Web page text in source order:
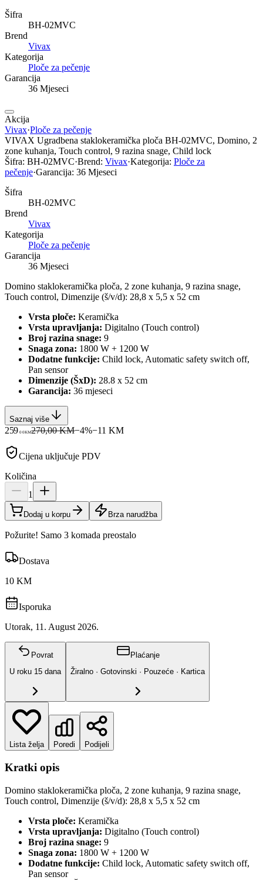
Šifra
BH-02MVC
Brend
Vivax
Kategorija
Ploče za pečenje
Garancija
36 Mjeseci
Akcija
Vivax·Ploče za pečenje
VIVAX Ugradbena staklokeramička ploča BH-02MVC, Domino, 2
zone kuhanja, Touch control, 9 razina snage, Child lock
Šifra: BH-02MVC·Brend: Vivax·Kategorija: Ploče za
pečenje·Garancija: 36 Mjeseci
Šifra
BH-02MVC
Brend
Vivax
Kategorija
Ploče za pečenje
Garancija
36 Mjeseci
Domino staklokeramička ploča, 2 zone kuhanja, 9 razina snage,
Touch control, Dimenzije (š/v/d): 28,8 x 5,5 x 52 cm
Vrsta ploče: Keramička
Vrsta upravljanja: Digitalno (Touch control)
Broj razina snage: 9
Snaga zona: 1800 W + 1200 W
Dodatne funkcije: Child lock, Automatic safety switch off,
Pan sensor
Dimenzije (ŠxD): 28.8 x 52 cm
Garancija: 36 mjeseci
Saznaj više
259 00KM270,00 KM−4%−11 KM
Cijena uključuje PDV
Količina
1
Dodaj u korpu Brza narudžba
Požurite! Samo 3 komada preostalo
Dostava
10 KM
Isporuka
Utorak, 11. August 2026.
Povrat
U roku 15 dana
Plaćanje
Žiralno · Gotovinski · Pouzeće · Kartica
Lista želja Poredi Podijeli
Kratki opis
Domino staklokeramička ploča, 2 zone kuhanja, 9 razina snage,
Touch control, Dimenzije (š/v/d): 28,8 x 5,5 x 52 cm
Vrsta ploče: Keramička
Vrsta upravljanja: Digitalno (Touch control)
Broj razina snage: 9
Snaga zona: 1800 W + 1200 W
Dodatne funkcije: Child lock, Automatic safety switch off,
Pan sensor